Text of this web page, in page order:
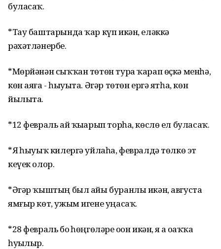
буласаҡ.
*Тау баштарында ҡар күп икән, еләккә
рәхәтләнербеҙ.
*Мөрйәнән сыҡҡан төтөн тура ҡарап өҫкә менһә,
көн аяҙға - һыуыта. Әгәр төтөн ергә ятһа, көн
йылыта.
*12 февраль ай ҡыҙарып торһа, көслө ел буласаҡ.
*Яҙ һыуыҡ килергә уйлаһа, февралдә төлкө эт
кеүек олор.
*Әгәр ҡыштың был айы буранлы икән, августа
ямғыр көт, ужым игене уңасаҡ.
*28 февраль боҙ һөңгөләре оҙон икән, яҙ ҙа оҙаҡҡа
һуҙылыр.